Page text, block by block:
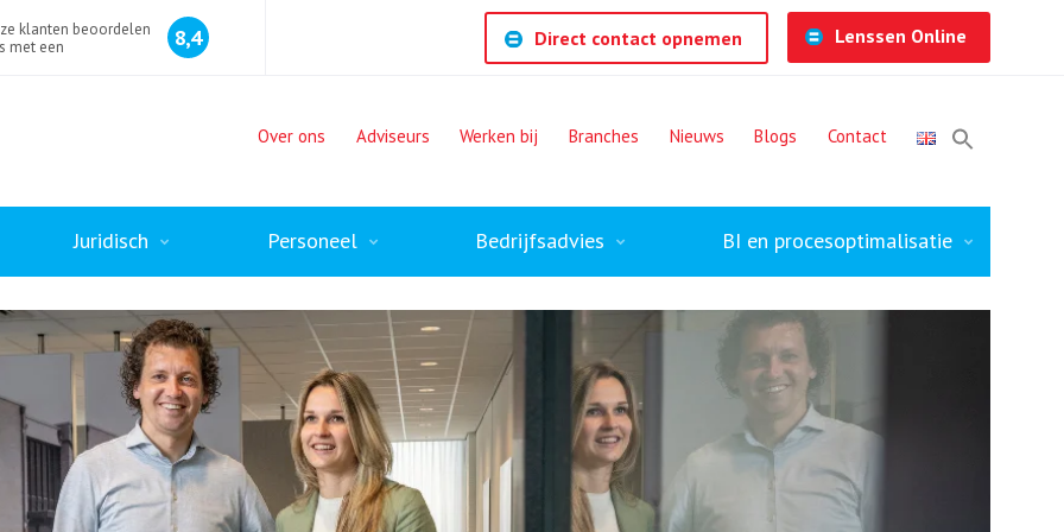
klanten beoordelen
met een
8,4 Direct contact opnemen Lenssen Online
Over ons Adviseurs Werken bij Branches Nieuws Blogs Contact
Juridisch Personeel Bedrijfsadvies BI en procesoptimalisatie